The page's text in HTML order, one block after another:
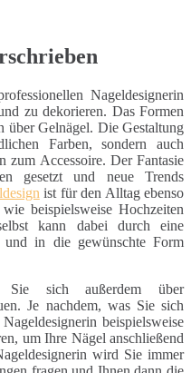
Nageldesignerin
zu dekorieren. Das Formen
über Gelnägel. Die Gestaltung
Farben, sondern auch
zum Accessoire. Der Fantasie
gesetzt und neue Trends
ist für den Alltag ebenso
beispielsweise Hochzeiten
kann dabei durch eine
und in die gewünschte Form
sich außerdem über
Je nachdem, was Sie sich
beispielsweise
um Ihre Nägel anschließend
wird Sie immer